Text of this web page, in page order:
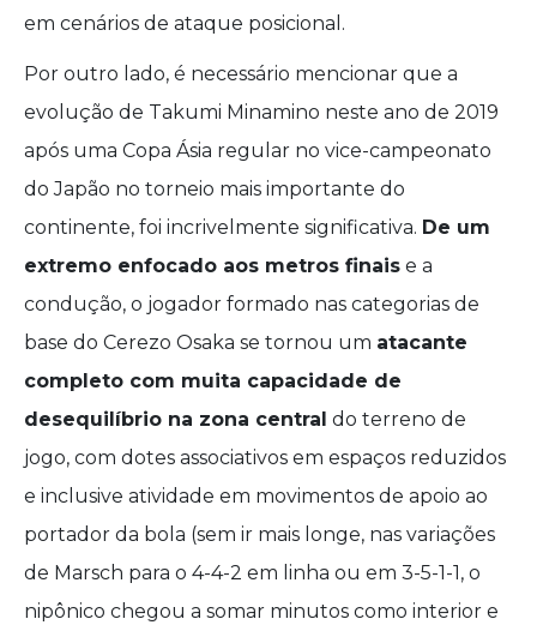
em cenários de ataque posicional.
Por outro lado, é necessário mencionar que a
evolução de Takumi Minamino neste ano de 2019
após uma Copa Ásia regular no vice-campeonato
do Japão no torneio mais importante do
continente, foi incrivelmente significativa. De um
extremo enfocado aos metros finais e a
condução, o jogador formado nas categorias de
base do Cerezo Osaka se tornou um atacante
completo com muita capacidade de
desequilíbrio na zona central do terreno de
jogo, com dotes associativos em espaços reduzidos
e inclusive atividade em movimentos de apoio ao
portador da bola (sem ir mais longe, nas variações
de Marsch para o 4-4-2 em linha ou em 3-5-1-1, o
nipônico chegou a somar minutos como interior e